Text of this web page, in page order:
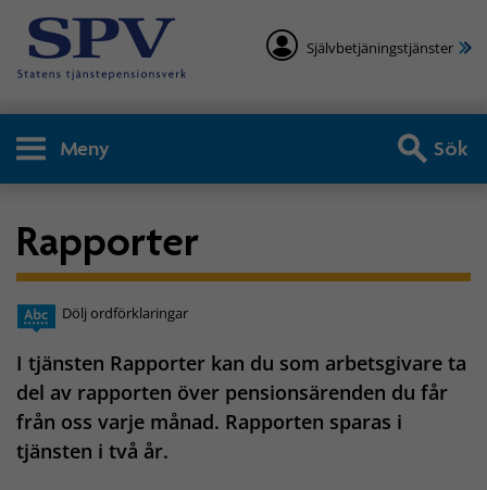
Självbetjäningstjänster
Meny Sök
Rapporter
Dölj ordförklaringar
I tjänsten Rapporter kan du som arbetsgivare ta
del av rapporten över pensionsärenden du får
från oss varje månad. Rapporten sparas i
tjänsten i två år.